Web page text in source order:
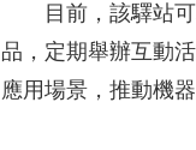
目前，該驛站可
品，定期舉辦互動
應用場景，推動機